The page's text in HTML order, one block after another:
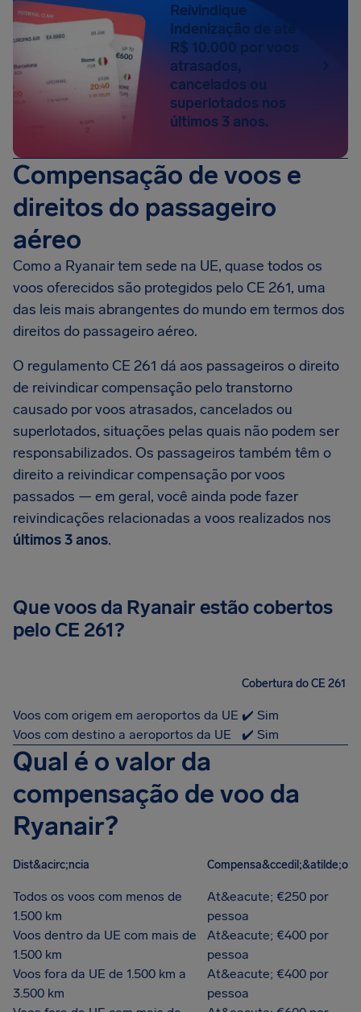
Reivindique
Indenização de até
R$ 10.000 por voos
atrasados,
cancelados ou
superlotados nos
últimos 3 anos.
Compensação de voos e
direitos do passageiro
aéreo
Como a Ryanair tem sede na UE, quase todos os
voos oferecidos são protegidos pelo CE 261, uma
das leis mais abrangentes do mundo em termos dos
direitos do passageiro aéreo.
O regulamento CE 261 dá aos passageiros o direito
de reivindicar compensação pelo transtorno
causado por voos atrasados, cancelados ou
superlotados, situações pelas quais não podem ser
responsabilizados. Os passageiros também têm o
direito a reivindicar compensação por voos
passados — em geral, você ainda pode fazer
reivindicações relacionadas a voos realizados nos
últimos 3 anos.
Que voos da Ryanair estão cobertos
pelo CE 261?
Cobertura do CE 261
Voos com origem em aeroportos da UE ✔️ Sim
Voos com destino a aeroportos da UE
✔️ Sim
Qual é o valor da
compensação de voo da
Ryanair?
Dist&acirc;ncia Compensa&ccedil;&atilde;o
Todos os voos com menos de
1.500 km
At&eacute; €250 por
pessoa
Voos dentro da UE com mais de
1.500 km
At&eacute; €400 por
pessoa
Voos fora da UE de 1.500 km a
3.500 km
At&eacute; €400 por
pessoa